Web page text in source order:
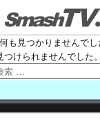
何も見つかりませんでし
けられませんでした